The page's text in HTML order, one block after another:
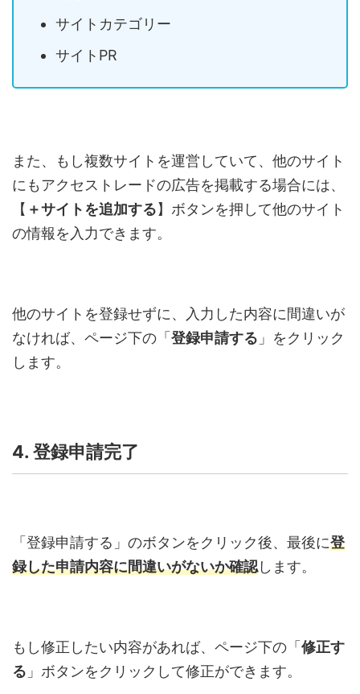
サイトカテゴリー
サイトPR
また、もし複数サイトを運営していて、他のサイト
にもアクセストレードの広告を掲載する場合には、
【 ＋サイトを追加する】ボタンを押して他のサイト
の情報を入力できます。
他のサイトを登録せずに、入力した内容に間違いが
なければ、ページ下の「 登録申請する 」をクリック
します。
4. 登録申請完了
「登録申請する」のボタンをクリック後、最後に登
録した申請内容に間違いがないか確認します。
もし修正したい内容があれば、ページ下の「 修正す
る 」ボタンをクリックして修正ができます。